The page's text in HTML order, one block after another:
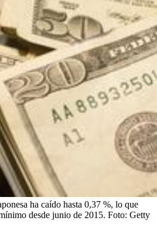
ha caído hasta 0,37 %, lo que
desde junio de 2015. Foto: Getty